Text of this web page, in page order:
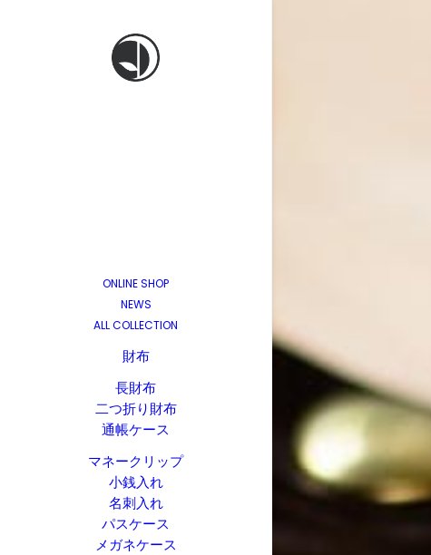
ONLINE SHOP
NEWS
ALL COLLECTION
財布
長財布
二つ折り財布
通帳ケース
マネークリップ
小銭入れ
名刺入れ
パスケース
メガネケース